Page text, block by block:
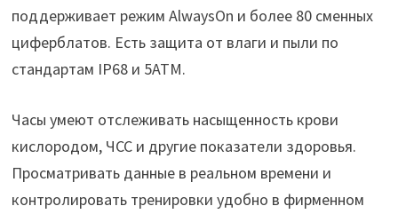
поддерживает режим AlwaysOn и более 80 сменных
циферблатов. Есть защита от влаги и пыли по
стандартам IP68 и 5ATM.
Часы умеют отслеживать насыщенность крови
кислородом, ЧСС и другие показатели здоровья.
Просматривать данные в реальном времени и
контролировать тренировки удобно в фирменном